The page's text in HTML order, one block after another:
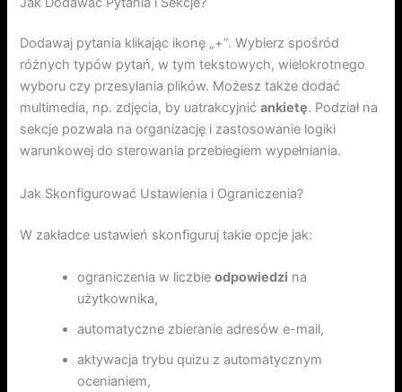
Dodawaj pytania klikając ikonę „+”. Wybierz spośród
różnych typów pytań, w tym tekstowych, wielokrotnego
wyboru czy przesyłania plików. Możesz także dodać
multimedia, np. zdjęcia, by uatrakcyjnićankietę. Podział na
sekcje pozwala na organizację i zastosowanie logiki
warunkowej do sterowania przebiegiem wypełniania.
Jak Skonfigurować Ustawienia i Ograniczenia?
W zakładce ustawień skonfiguruj takie opcje jak:
ograniczenia w liczbieodpowiedzi na
użytkownika,
automatyczne zbieranie adresów e-mail,
aktywacja trybu quizu z automatycznym
ocenianiem,